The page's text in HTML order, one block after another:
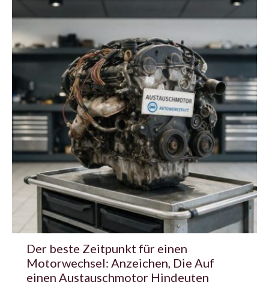
Der beste Zeitpunkt für einen
Motorwechsel: Anzeichen, Die Auf
einen Austauschmotor Hindeuten